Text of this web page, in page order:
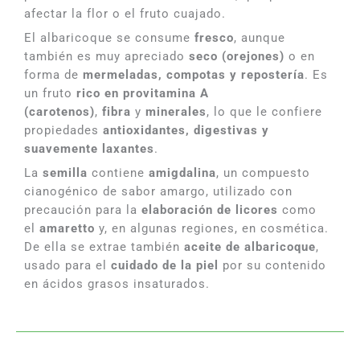
afectar la flor o el fruto cuajado.
El albaricoque se consume fresco, aunque
también es muy apreciado seco (orejones) o en
forma de mermeladas, compotas y repostería. Es
un fruto rico en provitamina A
(carotenos), fibra y minerales, lo que le confiere
propiedades antioxidantes, digestivas y
suavemente laxantes.
La semilla contiene amigdalina, un compuesto
cianogénico de sabor amargo, utilizado con
precaución para la elaboración de licores como
el amaretto y, en algunas regiones, en cosmética.
De ella se extrae también aceite de albaricoque,
usado para el cuidado de la piel
por su contenido
en ácidos grasos insaturados.